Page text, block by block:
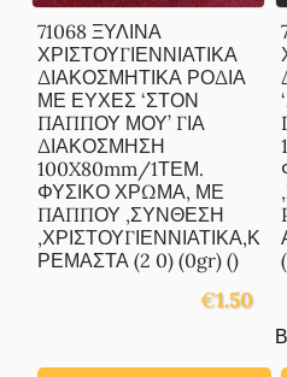
71068 ΞΥΛΙΝΑ
ΧΡΙΣΤΟΥΓΙΕΝΝΙΑΤΙΚΑ
ΔΙΑΚΟΣΜΗΤΙΚΑ ΡΟΔΙΑ
ΜΕ ΕΥΧΕΣ ‘ΣΤΟΝ
ΠΑΠΠΟΥ ΜΟΥ’ ΓΙΑ
ΔΙΑΚΟΣΜΗΣΗ
100X80mm/1ΤΕΜ.
ΦΥΣΙΚΟ ΧΡΩΜΑ, ΜΕ
ΠΑΠΠΟΥ ,ΣΥΝΘΕΣΗ
,ΧΡΙΣΤΟΥΓΙΕΝΝΙΑΤΙΚΑ,Κ
ΡΕΜΑΣΤΑ (2 0) (0gr) ()
€1.50